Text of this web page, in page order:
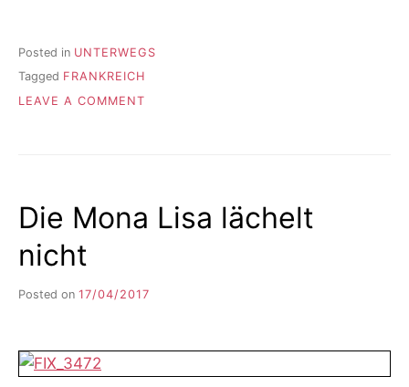
Posted in UNTERWEGS
Tagged FRANKREICH
LEAVE A COMMENT
Die Mona Lisa lächelt
nicht
Posted on 17/04/2017
I